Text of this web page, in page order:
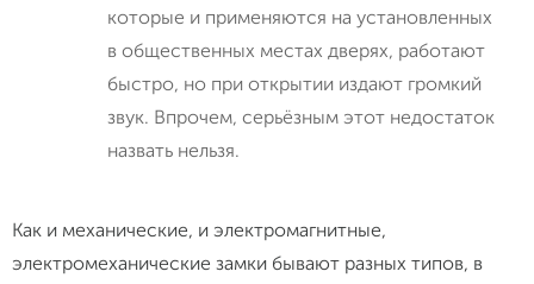
которые и применяются на установленных
в общественных местах дверях, работают
быстро, но при открытии издают громкий
звук. Впрочем, серьёзным этот недостаток
назвать нельзя.
Как и механические, и электромагнитные,
электромеханические замки бывают разных типов, в